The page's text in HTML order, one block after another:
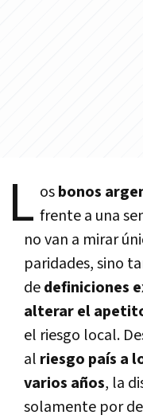
L osbonos
frente a una
no van a mirar
paridades, sino
dedefiniciones
alterar el
el riesgo local.
al riesgo país a
varios años, la
solamente por